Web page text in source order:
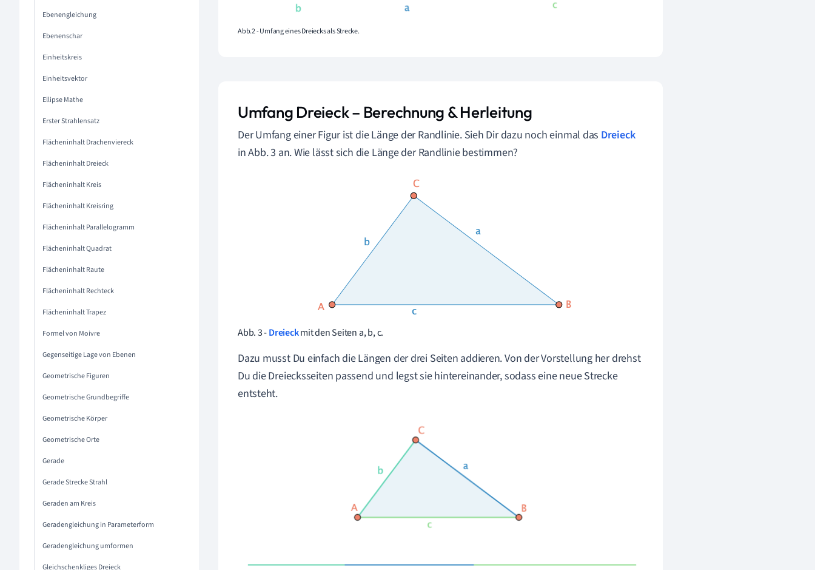
Ebenengleichung
Ebenenschar
Einheitskreis
Einheitsvektor
Ellipse Mathe
Erster Strahlensatz
Flächeninhalt Drachenviereck
Flächeninhalt Dreieck
Flächeninhalt Kreis
Flächeninhalt Kreisring
Flächeninhalt Parallelogramm
Flächeninhalt Quadrat
Flächeninhalt Raute
Flächeninhalt Rechteck
Flächeninhalt Trapez
Formel von Moivre
Gegenseitige Lage von Ebenen
Geometrische Figuren
Geometrische Grundbegriffe
Geometrische Körper
Geometrische Orte
Gerade
Gerade Strecke Strahl
Geraden am Kreis
Geradengleichung in Parameterform
Geradengleichung umformen
Gleichschenkliges Dreieck
Abb.2 - Umfang eines Dreiecks als Strecke.
Umfang Dreieck – Berechnung & Herleitung
Der Umfang einer Figur ist die Länge der Randlinie. Sieh Dir dazu noch einmal das Dreieck
in Abb. 3 an. Wie lässt sich die Länge der Randlinie bestimmen?
Abb. 3 -Dreieckmit den Seiten a, b, c.
Dazu musst Du einfach die Längen der drei Seiten addieren. Von der Vorstellung her drehst
Du die Dreiecksseiten passend und legst sie hintereinander, sodass eine neue Strecke
entsteht.